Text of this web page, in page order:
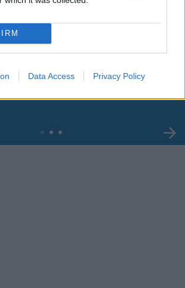
Data Access Privacy Policy
dichiarazioni ai giornalisti